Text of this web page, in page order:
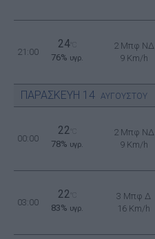
21:00
24°C
76% υγρ.
2 Μπφ ΝΔ
9 Km/h
ΠΑΡΑΣΚΕΥΗ 14 ΑΥΓΟΥΣΤΟΥ
00:00
22
78% υγρ.
2 Μπφ ΝΔ
9 Km/h
03:00
22
83% υγρ.
3 Μπφ Δ
16 Km/h